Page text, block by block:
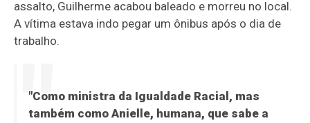
assalto, Guilherme acabou baleado e morreu no local.
A vítima estava indo pegar um ônibus após o dia de
trabalho.
"Como ministra da Igualdade Racial, mas
também como Anielle, humana, que sabe a